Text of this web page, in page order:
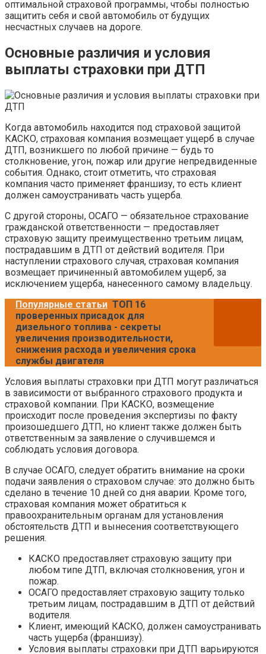
оптимальной страховой программы, чтобы полностью
защитить себя и свой автомобиль от будущих
несчастных случаев на дороге.
Основные различия и условия
выплаты страховки при ДТП
Когда автомобиль находится под страховой защитой
КАСКО, страховая компания возмещает ущерб в случае
ДТП, возникшего по любой причине — будь то
столкновение, угон, пожар или другие непредвиденные
события. Однако, стоит отметить, что страховая
компания часто применяет франшизу, то есть клиент
должен самоустранивать часть ущерба.
С другой стороны, ОСАГО — обязательное страхование
гражданской ответственности — предоставляет
страховую защиту преимущественно третьим лицам,
пострадавшим в ДТП от действий водителя. При
наступлении страхового случая, страховая компания
возмещает причиненный автомобилем ущерб, за
исключением ущерба, нанесенного самому владельцу.
Популярные статьи ТОП 16
проверенных присадок для
дизельного топлива - секреты
увеличения производительности,
снижения расхода и увеличения срока
службы двигателя
Условия выплаты страховки при ДТП могут различаться
в зависимости от выбранного страхового продукта и
страховой компании. При КАСКО, возмещение
происходит после проведения экспертизы по факту
произошедшего ДТП, но клиент также должен быть
ответственным за заявление о случившемся и
соблюдать условия договора.
В случае ОСАГО, следует обратить внимание на сроки
подачи заявления о страховом случае: это должно быть
сделано в течение 10 дней со дня аварии. Кроме того,
страховая компания может обратиться к
правоохранительным органам для установления
обстоятельств ДТП и вынесения соответствующего
решения.
КАСКО предоставляет страховую защиту при
любом типе ДТП, включая столкновения, угон и
пожар.
ОСАГО предоставляет страховую защиту только
третьим лицам, пострадавшим в ДТП от действий
водителя.
Клиент, имеющий КАСКО, должен самоустранивать
часть ущерба (франшизу).
Условия выплаты страховки при ДТП варьируются